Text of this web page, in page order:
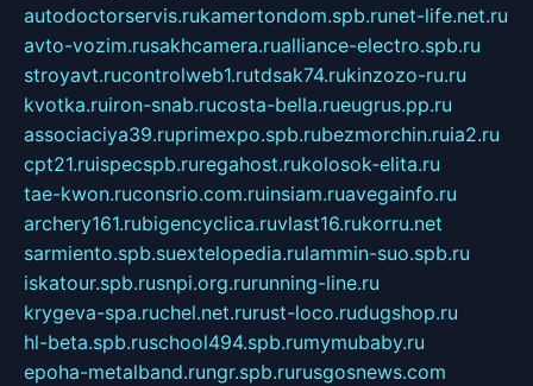
autodoctorservis.rukamertondom.spb.runet-life.net.ru
avto-vozim.rusakhcamera.rualliance-electro.spb.ru
stroyavt.rucontrolweb1.rutdsak74.rukinzozo-ru.ru
kvotka.ruiron-snab.rucosta-bella.rueugrus.pp.ru
associaciya39.ruprimexpo.spb.rubezmorchin.ruia2.ru
cpt21.ruispecspb.ruregahost.rukolosok-elita.ru
tae-kwon.ruconsrio.com.ruinsiam.ruavegainfo.ru
archery161.rubigencyclica.ruvlast16.rukorru.net
sarmiento.spb.suextelopedia.rulammin-suo.spb.ru
iskatour.spb.rusnpi.org.rurunning-line.ru
krygeva-spa.ruchel.net.rurust-loco.rudugshop.ru
hl-beta.spb.ruschool494.spb.rumymubaby.ru
epoha-metalband.rungr.spb.rurusgosnews.com